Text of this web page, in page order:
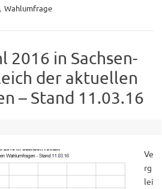
, Wahlumfrage
2016 in Sachsen-
der aktuellen
– Stand 11.03.16
Ve
rg
lei